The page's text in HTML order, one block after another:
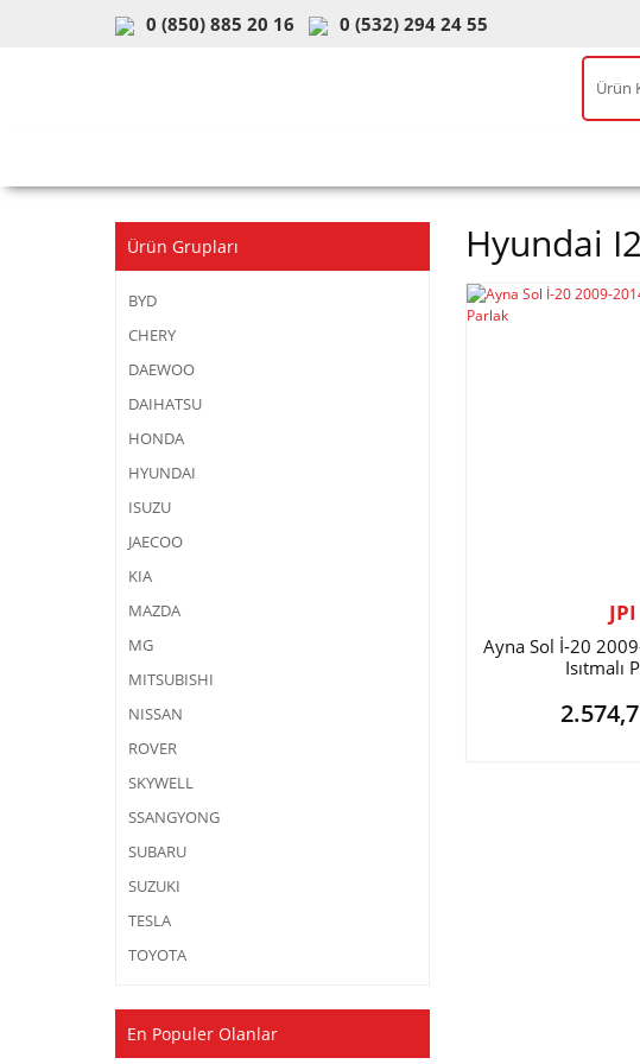
0 (850) 885 20 16 0 (532) 294 24 55
Ürün Grupları
BYD
CHERY
DAEWOO
DAIHATSU
HONDA
HYUNDAI
ISUZU
JAECOO
KIA
MAZDA
MG
MITSUBISHI
NISSAN
ROVER
SKYWELL
SSANGYONG
SUBARU
SUZUKI
TESLA
TOYOTA
En Populer Olanlar
Hyundai
JPI
Ayna Sol İ-20
Isıtmalı